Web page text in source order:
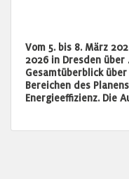
Vom 5. bis 8. März
2026 in Dresden
Gesamtüberblick
Bereichen des
Energieeffizienz. Die